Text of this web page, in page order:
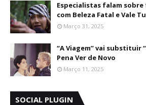
Especialistas falam
com Beleza Fatal e Vale
Março 31, 2025
“A Viagem” vai substituir
Pena Ver de Novo
Março 11, 2025
SOCIAL PLUGIN